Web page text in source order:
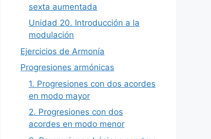
sexta aumentada
Unidad 20. Introducción a la
modulación
Ejercicios de Armonía
Progresiones armónicas
1. Progresiones con dos acordes
en modo mayor
2. Progresiones con dos
acordes en modo menor